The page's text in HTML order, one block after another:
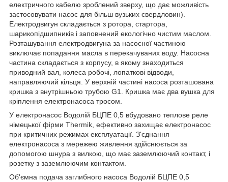
електричного кабелю зроблений зверху, що дає можливість
застосовувати насос для більш вузьких свердловин).
Електродвигун складається з ротора, стартора,
шарикопідшипників і заповнений екологічно чистим маслом.
Розташування електродвигуна за насосної частиною
виключає попадання масла в перекачуваних воду. Насосна
частина складається з корпусу, в якому знаходиться
приводний вал, колеса робочі, лопаткові відводи,
направляючий кільця. У верхній частині насоса розташована
кришка з внутрішньою трубою G1. Кришка має два вушка для
кріплення електронасоса тросом.
У електронасос Водолій БЦПЕ 0,5 вбудовано теплове реле
німецької фірми Thermik, ефективно захищає електронасос
при критичних режимах експлуатації. З'єднання
електронасоса з мережею живлення здійснюється за
допомогою шнура з вилкою, що має заземлюючий контакт, і
розетку з заземлюючим контактом.
Об'ємна подача заглибного насоса Водолій БЦПЕ 0,5